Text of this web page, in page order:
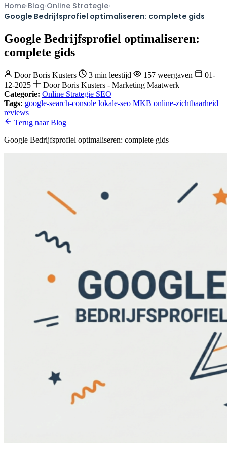
Home Blog Online Strategie
Google Bedrijfsprofiel optimaliseren: complete gids
Google Bedrijfsprofiel optimaliseren:
complete gids
DoorBoris Kusters 3 min leestijd 157 weergaven
01-
12-2025
Door Boris Kusters - Marketing Maatwerk
Categorie: Online Strategie SEO
Tags: google-search-console lokale-seo MKB online-zichtbaarheid
reviews
Terug naar Blog
Google Bedrijfsprofiel optimaliseren: complete gids